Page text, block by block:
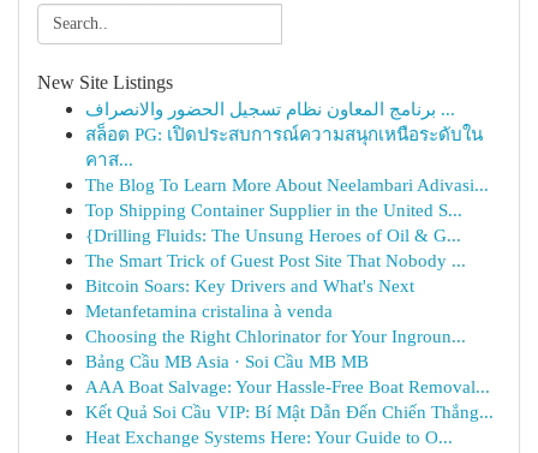
New Site Listings
برنامج المعاون نظام تسجيل الحضور والانصراف ...
สล็อต PG: เปิดประสบการณ์ความสนุกเหนือระดับใน
คาส...
The Blog To Learn More About Neelambari Adivasi...
Top Shipping Container Supplier in the United S...
{Drilling Fluids: The Unsung Heroes of Oil & G...
The Smart Trick of Guest Post Site That Nobody ...
Bitcoin Soars: Key Drivers and What's Next
Metanfetamina cristalina à venda
Choosing the Right Chlorinator for Your Ingroun...
Bảng Cầu MB Asia · Soi Cầu MB MB
AAA Boat Salvage: Your Hassle-Free Boat Removal...
Kết Quả Soi Cầu VIP: Bí Mật Dẫn Đến Chiến Thắng...
Heat Exchange Systems Here: Your Guide to O...